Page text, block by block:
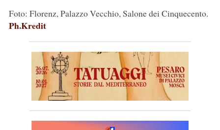
Foto: Florenz, Palazzo Vecchio, Salone dei Cinquecento.
Ph.Kredit